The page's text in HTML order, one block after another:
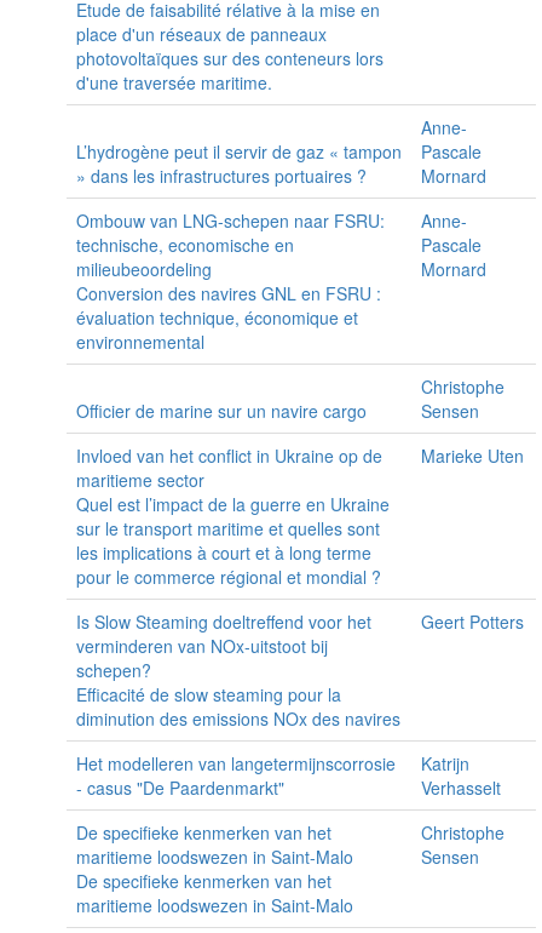
Etude de faisabilité rélative à la mise en
place d'un réseaux de panneaux
photovoltaïques sur des conteneurs lors
d'une traversée maritime.
L’hydrogène peut il servir de gaz « tampon
» dans les infrastructures portuaires ?
Anne-
Pascale
Mornard
Ombouw van LNG-schepen naar FSRU:
technische, economische en
milieubeoordeling
Conversion des navires GNL en FSRU :
évaluation technique, économique et
environnemental
Anne-
Pascale
Mornard
Officier de marine sur un navire cargo
Christophe
Sensen
Invloed van het conflict in Ukraine op de
maritieme sector
Quel est l’impact de la guerre en Ukraine
sur le transport maritime et quelles sont
les implications à court et à long terme
pour le commerce régional et mondial ?
Marieke Uten
Is Slow Steaming doeltreffend voor het
verminderen van NOx-uitstoot bij
schepen?
Efficacité de slow steaming pour la
diminution des emissions NOx des navires
Geert Potters
Het modelleren van langetermijnscorrosie
- casus "De Paardenmarkt"
Katrijn
Verhasselt
De specifieke kenmerken van het
maritieme loodswezen in Saint-Malo
De specifieke kenmerken van het
maritieme loodswezen in Saint-Malo
Christophe
Sensen